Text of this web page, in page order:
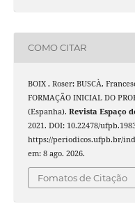
COMO CITAR
BOIX , Roser; BUSCÀ,
FORMAÇÃO INICIAL DO
(Espanha). Revista Espaço
2021. DOI: 10.22478/
https://periodicos.ufpb.br/
em: 8 ago. 2026.
Fomatos de Citação